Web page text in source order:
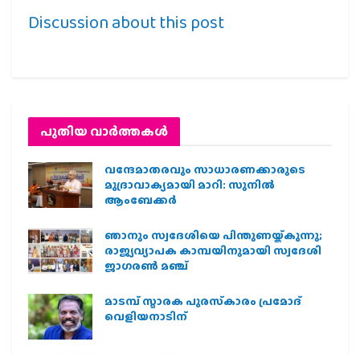
Discussion about this post
പുതിയ വാര്‍ത്തകള്‍
വന്ദേമാതരവും സാധാരണക്കാരുടെ
മുദ്രാവാക്യമായി മാറി: സുനിൽ
ആംബേക്കർ
ഞാനും സ്വദേശിയെ പിന്തുണയ്ക്കുന്നു;
രാജ്യവ്യാപക കാമ്പയിനുമായി സ്വദേശി
ജാഗരണ്‍ മഞ്ച്
മാടമ്പ് സ്മാരക പുരസ്‌കാരം പ്രമോദ്
വെളിയനാടിന്